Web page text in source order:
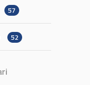
57
52